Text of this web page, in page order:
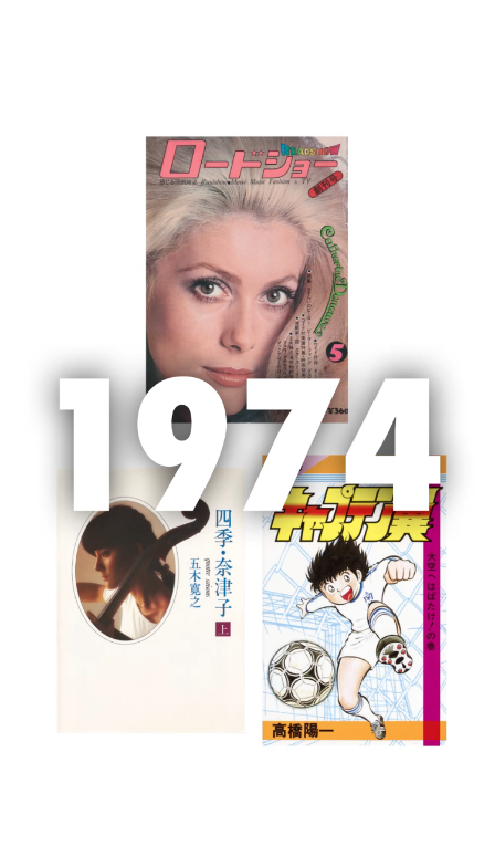
新聞広告
2022/1/26 朝日新聞・聖教新聞
書籍詳細
それでも生きていく 不安社会を読み解く知のことば